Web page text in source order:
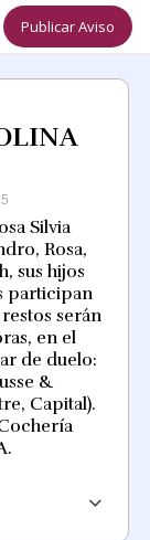
Publicar Aviso
Silvia
Rosa,
sus hijos
participan
serán
en el
de duelo:
&
Capital).